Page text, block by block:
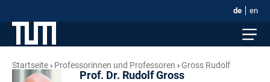
de en
Startseite Professorinnen und Professoren Gross Rudolf
Prof. Dr. Rudolf Gross